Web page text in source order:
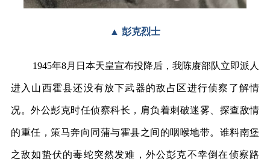
▲ 彭克烈士
1945年8月日本天皇宣布投降后，我陈赓部队立即派人
进入山西霍县还没有放下武器的敌占区进行侦察了解情
况。外公彭克时任侦察科长，肩负着刺破迷雾、探查敌情
的重任，策马奔向同蒲与霍县之间的咽喉地带。谁料南堡
之敌如蛰伏的毒蛇突然发难，外公彭克不幸倒在侦察路